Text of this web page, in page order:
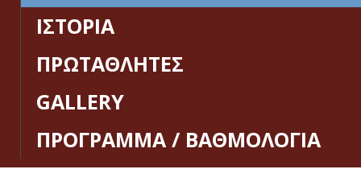
ΙΣΤΟΡΙΑ
ΠΡΩΤΑΘΛΗΤΕΣ
GALLERY
ΠΡΟΓΡΑΜΜΑ / ΒΑΘΜΟΛΟΓΙΑ